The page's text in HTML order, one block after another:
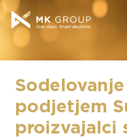
Sodelovanje
podjetjem
proizvajalci